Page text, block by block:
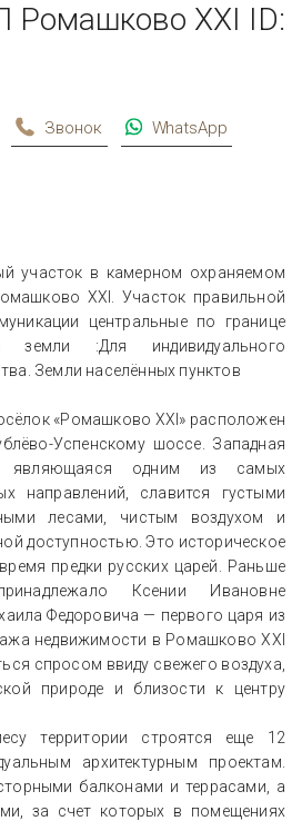
Ромашково XXI ID:
Звонок WhatsApp
участок в камерном охраняемом
XXI. Участок правильной
центральные по границе
земли :Для индивидуального
Земли населённых пунктов
«Ромашково XXI» расположен
Успенскому шоссе. Западная
являющаяся одним из самых
направлений, славится густыми
лесами, чистым воздухом и
доступностью. Это историческое
предки русских царей. Раньше
Ксении Ивановне
Федоровича — первого царя из
недвижимости в Ромашково XXI
спросом ввиду свежего воздуха,
природе и близости к центру
территории строятся еще 12
архитектурным проектам.
балконами и террасами, а
за счет которых в помещениях